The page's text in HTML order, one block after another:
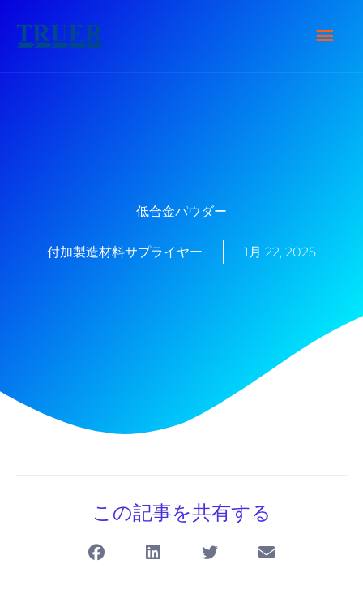
メ
低合金パウダー
付加製造材料サプライヤー 1月 22, 2025
この記事を共有する